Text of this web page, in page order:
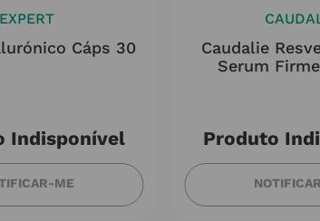
EXPERT
Cáps 30
Indisponível
ME
Caudalie
Serum
Produto